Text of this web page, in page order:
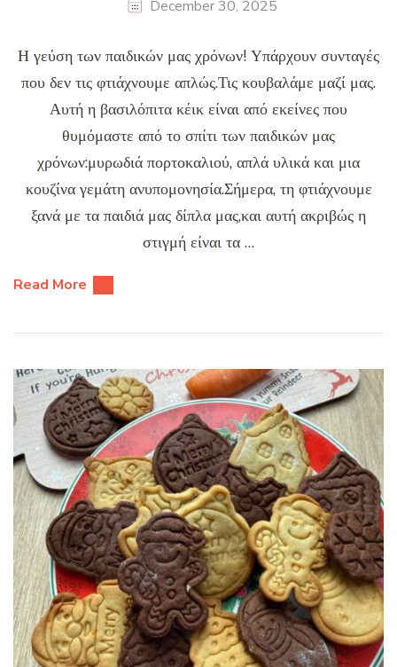
December 30, 2025
Η γεύση των παιδικών μας χρόνων! Υπάρχουν συνταγές
που δεν τις φτιάχνουμε απλώς.Τις κουβαλάμε μαζί μας.
Αυτή η βασιλόπιτα κέικ είναι από εκείνες που
θυμόμαστε από το σπίτι των παιδικών μας
χρόνων:μυρωδιά πορτοκαλιού, απλά υλικά και μια
κουζίνα γεμάτη ανυπομονησία.Σήμερα, τη φτιάχνουμε
ξανά με τα παιδιά μας δίπλα μας,και αυτή ακριβώς η
στιγμή είναι τα …
Read More